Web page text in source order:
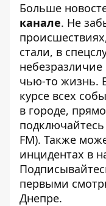
Больше
канале. Не
стали, в
чью-то жизнь.
курсе всех
в городе,
подключайтесь
FM). Также
инцидентах в
первыми
Днепре.